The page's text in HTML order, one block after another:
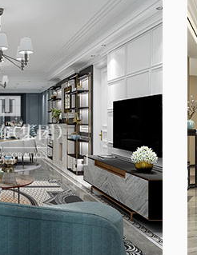
视机，连电视柜都省了。加上
二，空间反而显得很大。沙发
行装饰，看上去更加的美观。
独立的书桌，靠着半墙设置
成问题。 卧室也延续了客厅
点缀，整个空间色调协调统
度。